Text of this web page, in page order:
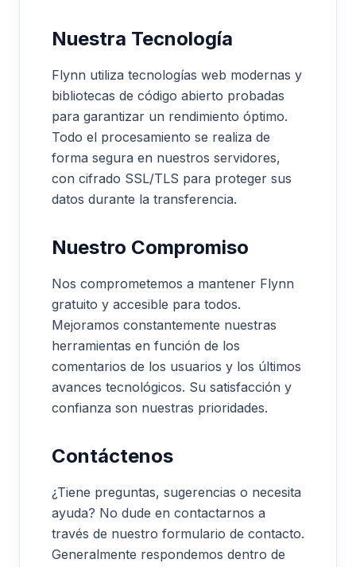
Nuestra Tecnología
Flynn utiliza tecnologías web modernas y
bibliotecas de código abierto probadas
para garantizar un rendimiento óptimo.
Todo el procesamiento se realiza de
forma segura en nuestros servidores,
con cifrado SSL/TLS para proteger sus
datos durante la transferencia.
Nuestro Compromiso
Nos comprometemos a mantener Flynn
gratuito y accesible para todos.
Mejoramos constantemente nuestras
herramientas en función de los
comentarios de los usuarios y los últimos
avances tecnológicos. Su satisfacción y
confianza son nuestras prioridades.
Contáctenos
¿Tiene preguntas, sugerencias o necesita
ayuda? No dude en contactarnos a
través de nuestro formulario de contacto.
Generalmente respondemos dentro de